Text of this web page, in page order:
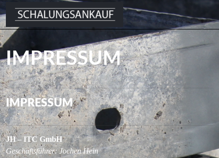
IMPRESSUM
IMPRESSUM
JH – ITC GmbH
Geschäftsführer: Jochen Hein